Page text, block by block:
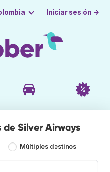
Iniciar sesión →
de Silver Airways
Múltiples destinos